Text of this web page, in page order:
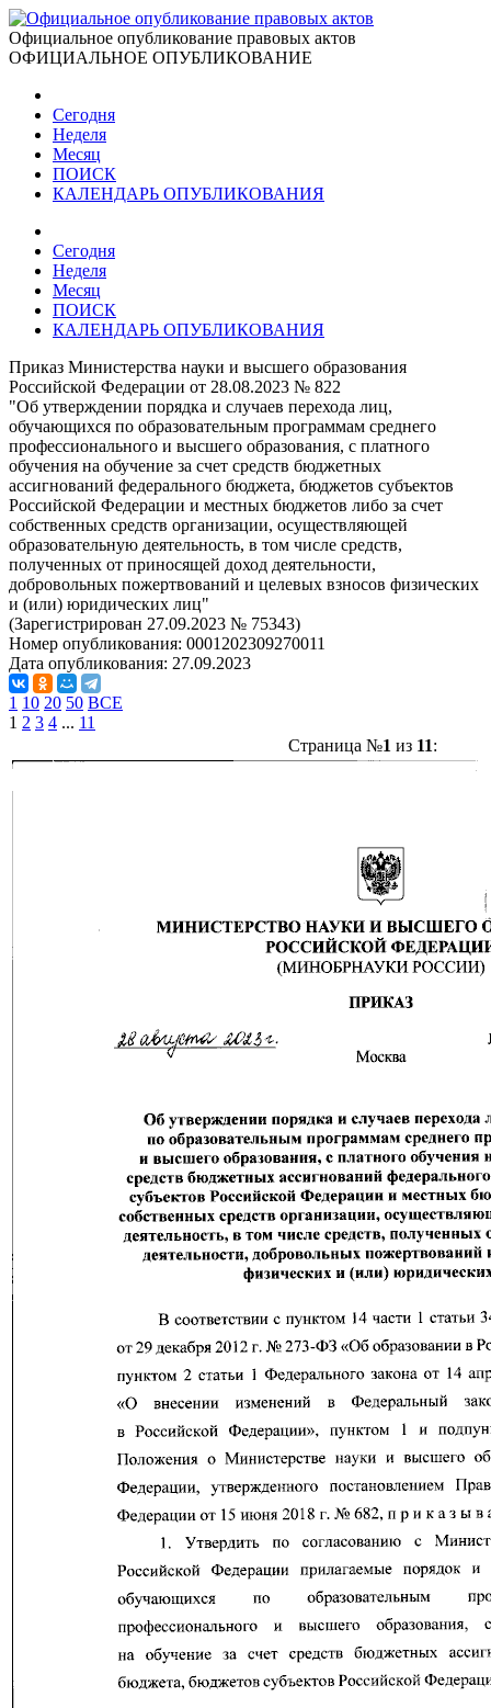
Официальное опубликование правовых актов
ОФИЦИАЛЬНОЕ ОПУБЛИКОВАНИЕ
Сегодня
Неделя
Месяц
ПОИСК
КАЛЕНДАРЬ ОПУБЛИКОВАНИЯ
Сегодня
Неделя
Месяц
ПОИСК
КАЛЕНДАРЬ ОПУБЛИКОВАНИЯ
Приказ Министерства науки и высшего образования
Российской Федерации от 28.08.2023 № 822
"Об утверждении порядка и случаев перехода лиц,
обучающихся по образовательным программам среднего
профессионального и высшего образования, с платного
обучения на обучение за счет средств бюджетных
ассигнований федерального бюджета, бюджетов субъектов
Российской Федерации и местных бюджетов либо за счет
собственных средств организации, осуществляющей
образовательную деятельность, в том числе средств,
полученных от приносящей доход деятельности,
добровольных пожертвований и целевых взносов физических
и (или) юридических лиц"
(Зарегистрирован 27.09.2023 № 75343)
Номер опубликования: 0001202309270011
Дата опубликования: 27.09.2023
1 10 20 50 ВСЕ
1 2 3 4 ... 11
Страница №1 из 11: